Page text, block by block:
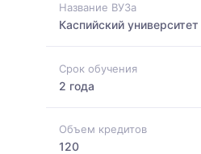
Название ВУЗа
Каспийский
Срок обучения
2 года
Объем кредитов
120